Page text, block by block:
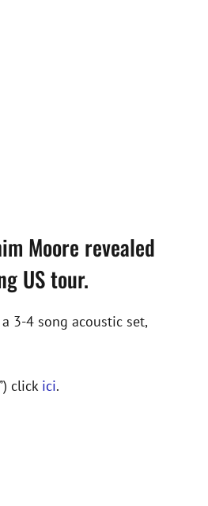
Moore revealed
US tour.
3-4 song acoustic set,
click ici.